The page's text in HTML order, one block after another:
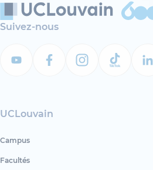
Suivez-nous
UCLouvain
Campus
Facultés